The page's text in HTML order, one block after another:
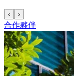
‹ ›
合作夥伴